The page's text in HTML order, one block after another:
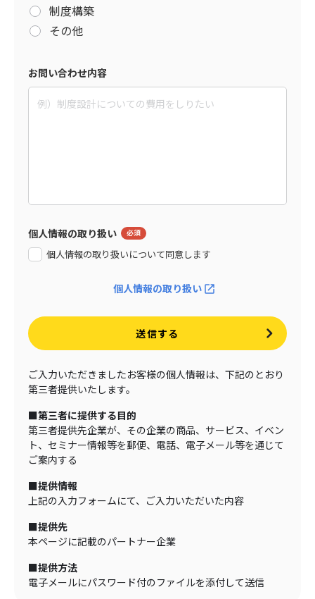
制度構築
その他
お問い合わせ内容
個人情報の取り扱い
個人情報の取り扱いについて同意します
個人情報の取り扱い
送信する
ご入力いただきましたお客様の個人情報は、下記のとおり
第三者提供いたします。
■第三者に提供する目的
第三者提供先企業が、その企業の商品、サービス、イベン
ト、セミナー情報等を郵便、電話、電子メール等を通じて
ご案内する
■提供情報
上記の入力フォームにて、ご入力いただいた内容
■提供先
本ページに記載のパートナー企業
■提供方法
電子メールにパスワード付のファイルを添付して送信